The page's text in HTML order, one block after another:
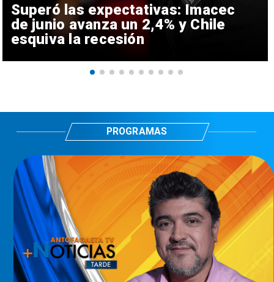
Superó las expectativas: Imacec
de junio avanza un 2,4% y Chile
esquiva la recesión
PROGRAMAS